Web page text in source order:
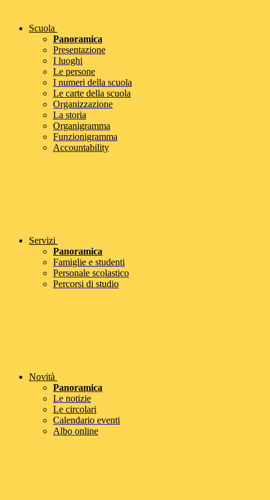
Scuola
Panoramica
Presentazione
I luoghi
Le persone
I numeri della scuola
Le carte della scuola
Organizzazione
La storia
Organigramma
Funzionigramma
Accountability
Servizi
Panoramica
Famiglie e studenti
Personale scolastico
Percorsi di studio
Novità
Panoramica
Le notizie
Le circolari
Calendario eventi
Albo online